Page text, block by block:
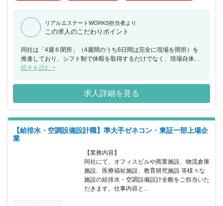
リアルエステートWORKS担当者より
この求人のこだわりポイント
同社は「4週６閉所」（4週間のうち6日間は完全に現場を閉所）を
推進しており、シフト制で休暇を取得するだけでなく、現場自体を
閉所することで、協力会社社員も含めた業界全体の長時間労働改善
業時間約24時間と建設業界の中でも働きやすい就業環境を保ってい
続きを読む >
求人詳細を見る
【給排水・空調設備設計職】準大手ゼネコン・東証一部上場企
業
【業務内容】
同社にて、オフィスビルや商業施設、物流倉庫
施設、医療福祉施設、教育研究施設 等様々な
施設の給排水・空調設備設計全般をご担当いた
だきます。仕事内容と...